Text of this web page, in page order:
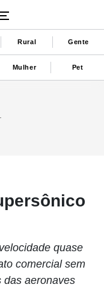
Rural Gente
Mulher Pet
quase
comercial sem
das aeronaves